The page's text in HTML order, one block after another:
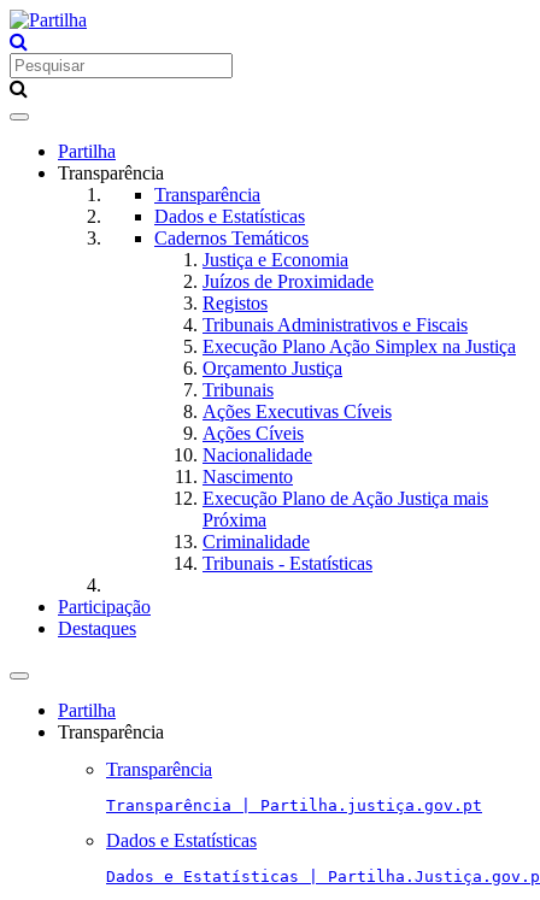
Toggle
navigationPartilha
Transparência
Transparência
Dados e Estatísticas
Cadernos Temáticos
Justiça e Economia
Juízos de Proximidade
Registos
Tribunais Administrativos e Fiscais
Execução Plano Ação Simplex na Justiça
Orçamento Justiça
Tribunais
Ações Executivas Cíveis
Ações Cíveis
Nacionalidade
Nascimento
Execução Plano de Ação Justiça mais
Próxima
Criminalidade
Tribunais - Estatísticas
Participação
Destaques
Toggle
navigationPartilha
Transparência
Transparência
Transparência | Partilha.justiça.gov.pt
Dados e Estatísticas
Dados e Estatísticas |